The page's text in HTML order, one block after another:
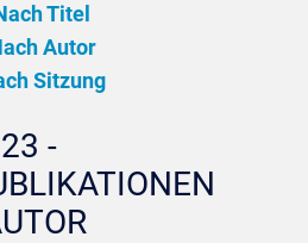
Titel
Autor
Sitzung
-